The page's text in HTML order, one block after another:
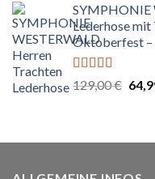
war:
29,99
SYMPHONIE
Lederhose
Oktoberfest –
Bewertet
5.00
129,00€